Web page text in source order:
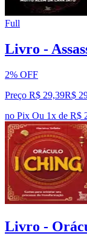
Full
Livro -
2% OFF
Preço R$ 29,39R$
no Pix Ou 1x de R$
Livro -